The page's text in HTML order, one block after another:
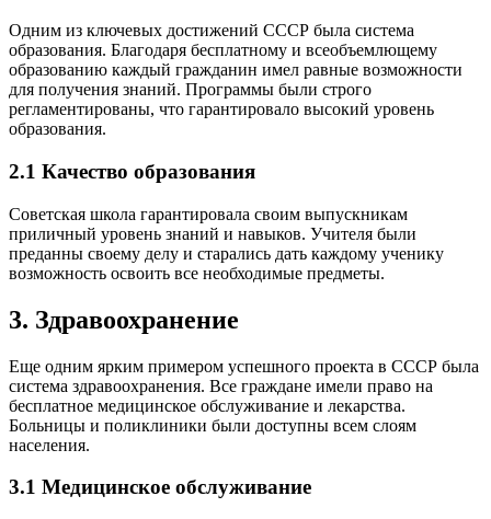
Одним из ключевых достижений СССР была система
образования. Благодаря бесплатному и всеобъемлющему
образованию каждый гражданин имел равные возможности
для получения знаний. Программы были строго
регламентированы, что гарантировало высокий уровень
образования.
2.1 Качество образования
Советская школа гарантировала своим выпускникам
приличный уровень знаний и навыков. Учителя были
преданны своему делу и старались дать каждому ученику
возможность освоить все необходимые предметы.
3. Здравоохранение
Еще одним ярким примером успешного проекта в СССР была
система здравоохранения. Все граждане имели право на
бесплатное медицинское обслуживание и лекарства.
Больницы и поликлиники были доступны всем слоям
населения.
3.1 Медицинское обслуживание